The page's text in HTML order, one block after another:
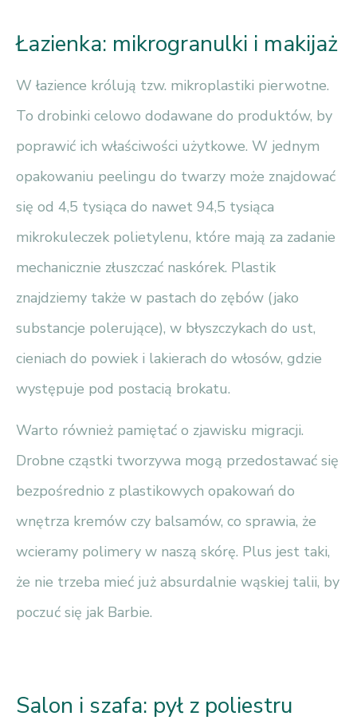
Łazienka: mikrogranulki i makijaż
W łazience królują tzw. mikroplastiki pierwotne.
To drobinki celowo dodawane do produktów, by
poprawić ich właściwości użytkowe. W jednym
opakowaniu peelingu do twarzy może znajdować
się od 4,5 tysiąca do nawet 94,5 tysiąca
mikrokuleczek polietylenu, które mają za zadanie
mechanicznie złuszczać naskórek. Plastik
znajdziemy także w pastach do zębów (jako
substancje polerujące), w błyszczykach do ust,
cieniach do powiek i lakierach do włosów, gdzie
występuje pod postacią brokatu.
Warto również pamiętać o zjawisku migracji.
Drobne cząstki tworzywa mogą przedostawać się
bezpośrednio z plastikowych opakowań do
wnętrza kremów czy balsamów, co sprawia, że
wcieramy polimery w naszą skórę. Plus jest taki,
że nie trzeba mieć już absurdalnie wąskiej talii, by
poczuć się jak Barbie.
Salon i szafa: pył z poliestru